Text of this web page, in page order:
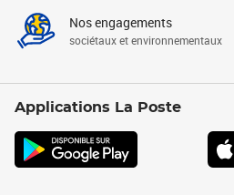
Nos engagements
sociétaux et environnementaux
Applications La Poste